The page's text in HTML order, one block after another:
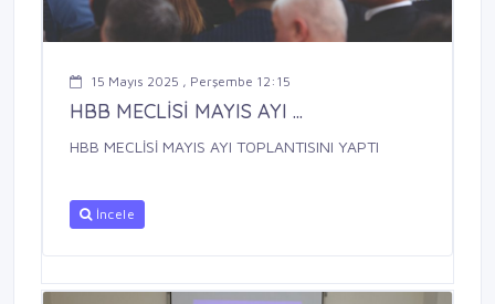
15 Mayıs 2025 , Perşembe 12:15
HBB MECLİSİ MAYIS AYI ...
HBB MECLİSİ MAYIS AYI TOPLANTISINI YAPTI
İncele